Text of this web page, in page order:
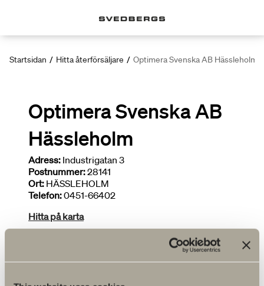
Startsidan / Hitta återförsäljare / Optimera Svenska AB Hässleholm
Optimera Svenska AB
Hässleholm
Adress: Industrigatan 3
Postnummer:28141
Ort: HÄSSLEHOLM
Telefon:0451-66402
Hitta på karta
FLER ÅTERFÖRSÄLJARE